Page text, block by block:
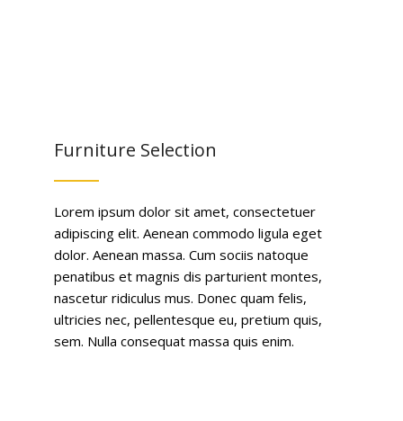
Furniture Selection
Lorem ipsum dolor sit amet, consectetuer
adipiscing elit. Aenean commodo ligula eget
dolor. Aenean massa. Cum sociis natoque
penatibus et magnis dis parturient montes,
nascetur ridiculus mus. Donec quam felis,
ultricies nec, pellentesque eu, pretium quis,
sem. Nulla consequat massa quis enim.